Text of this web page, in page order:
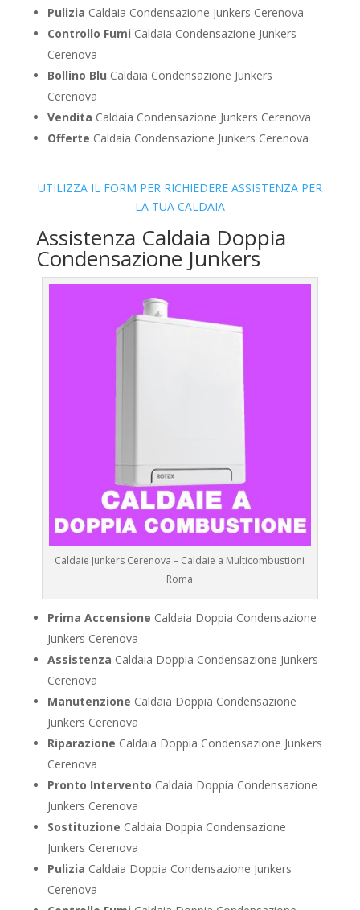
Pulizia Caldaia Condensazione Junkers Cerenova
Controllo Fumi Caldaia Condensazione Junkers
Cerenova
Bollino Blu Caldaia Condensazione Junkers
Cerenova
Vendita Caldaia Condensazione Junkers Cerenova
Offerte Caldaia Condensazione Junkers Cerenova
UTILIZZA IL FORM PER RICHIEDERE ASSISTENZA PER
LA TUA CALDAIA
Assistenza Caldaia Doppia
Condensazione Junkers
Caldaie Junkers Cerenova – Caldaie a Multicombustioni
Roma
Prima Accensione Caldaia Doppia Condensazione
Junkers Cerenova
Assistenza Caldaia Doppia Condensazione Junkers
Cerenova
Manutenzione Caldaia Doppia Condensazione
Junkers Cerenova
Riparazione Caldaia Doppia Condensazione Junkers
Cerenova
Pronto Intervento Caldaia Doppia Condensazione
Junkers Cerenova
Sostituzione Caldaia Doppia Condensazione
Junkers Cerenova
Pulizia Caldaia Doppia Condensazione Junkers
Cerenova